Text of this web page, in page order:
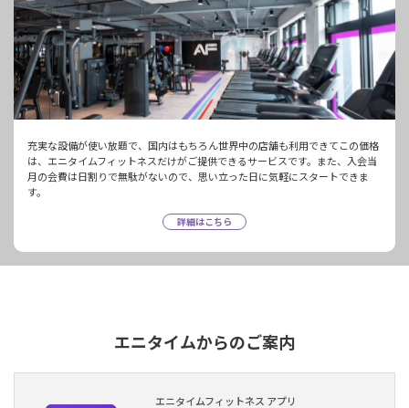
充実な設備が使い放題で、国内はもちろん世界中の店舗も利用できてこの価格
は、エニタイムフィットネスだけがご提供できるサービスです。また、入会当
月の会費は日割りで無駄がないので、思い立った日に気軽にスタートできま
す。
詳細はこちら
エニタイムからのご案内
エニタイムフィットネス アプリ